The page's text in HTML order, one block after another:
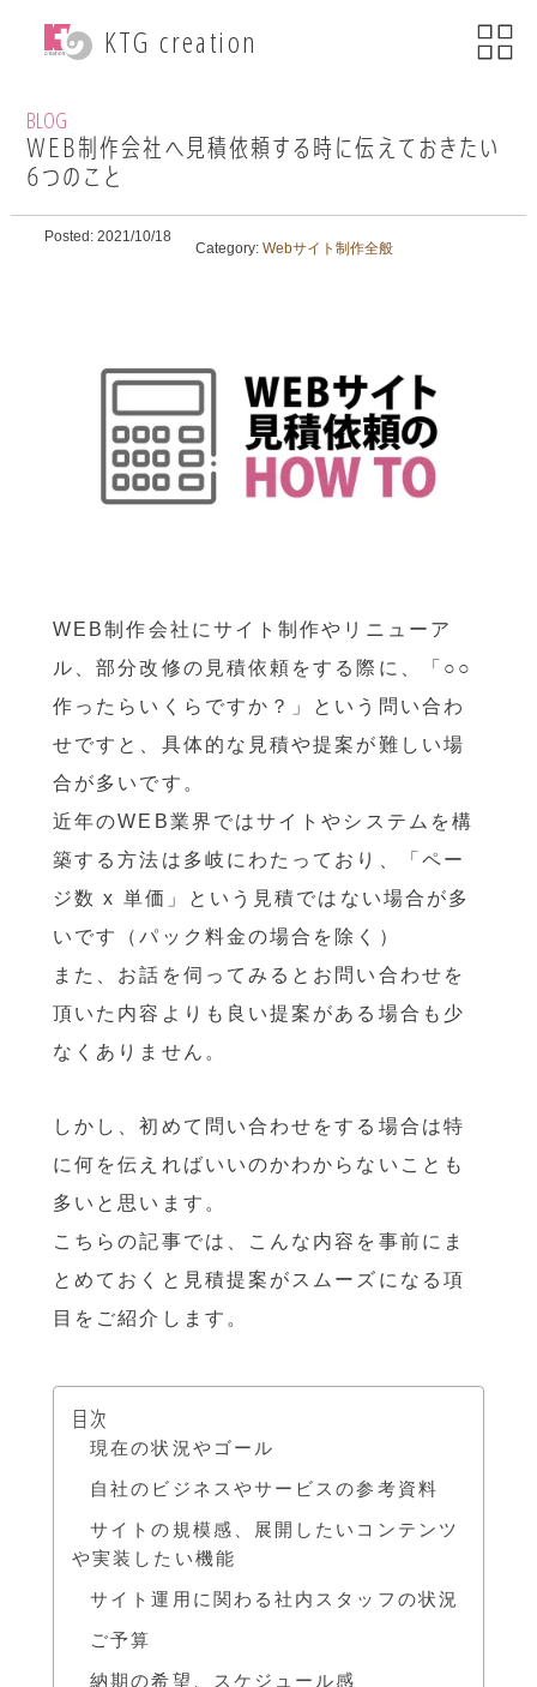
KTG creation
KTG creationについて
事業内容
WEB関連事業
ブランディング
自社ブランド運営
・小売事業
ニュース
ブログ
お問い合わせ
BLOG
WEB制作会社へ見積依頼する時に伝えておきたい
6つのこと
Posted: 2021/10/18
Category: Webサイト制作全般
WEB制作会社にサイト制作やリニューア
ル、部分改修の見積依頼をする際に、「○○
作ったらいくらですか？」という問い合わ
せですと、具体的な見積や提案が難しい場
合が多いです。
近年のWEB業界ではサイトやシステムを構
築する方法は多岐にわたっており、「ペー
ジ数 x 単価」という見積ではない場合が多
いです（パック料金の場合を除く）
また、お話を伺ってみるとお問い合わせを
頂いた内容よりも良い提案がある場合も少
なくありません。
しかし、初めて問い合わせをする場合は特
に何を伝えればいいのかわからないことも
多いと思います。
こちらの記事では、こんな内容を事前にま
とめておくと見積提案がスムーズになる項
目をご紹介します。
目次
現在の状況やゴール
自社のビジネスやサービスの参考資料
サイトの規模感、展開したいコンテンツ
や実装したい機能
サイト運用に関わる社内スタッフの状況
ご予算
納期の希望、スケジュール感